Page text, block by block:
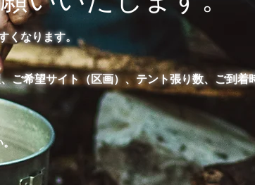
くなります。
ご希望サイト（区画）、テント張り数、ご到着
。